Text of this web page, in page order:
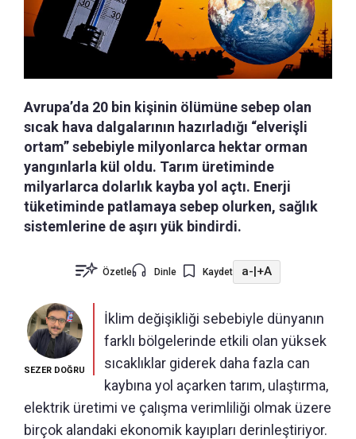
Avrupa’da 20 bin kişinin ölümüne sebep olan
sıcak hava dalgalarının hazırladığı “elverişli
ortam” sebebiyle milyonlarca hektar orman
yangınlarla kül oldu. Tarım üretiminde
milyarlarca dolarlık kayba yol açtı. Enerji
tüketiminde patlamaya sebep olurken, sağlık
sistemlerine de aşırı yük bindirdi.
Özetle Dinle Kaydet a-|+A
SEZER DOĞRU
İklim değişikliği sebebiyle dünyanın
farklı bölgelerinde etkili olan yüksek
sıcaklıklar giderek daha fazla can
kaybına yol açarken tarım, ulaştırma,
elektrik üretimi ve çalışma verimliliği olmak üzere
birçok alandaki ekonomik kayıpları derinleştiriyor.